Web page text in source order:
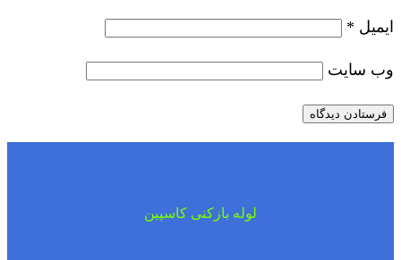
ایمیل *
وب‌ سایت
لوله بازکنی کاسپین